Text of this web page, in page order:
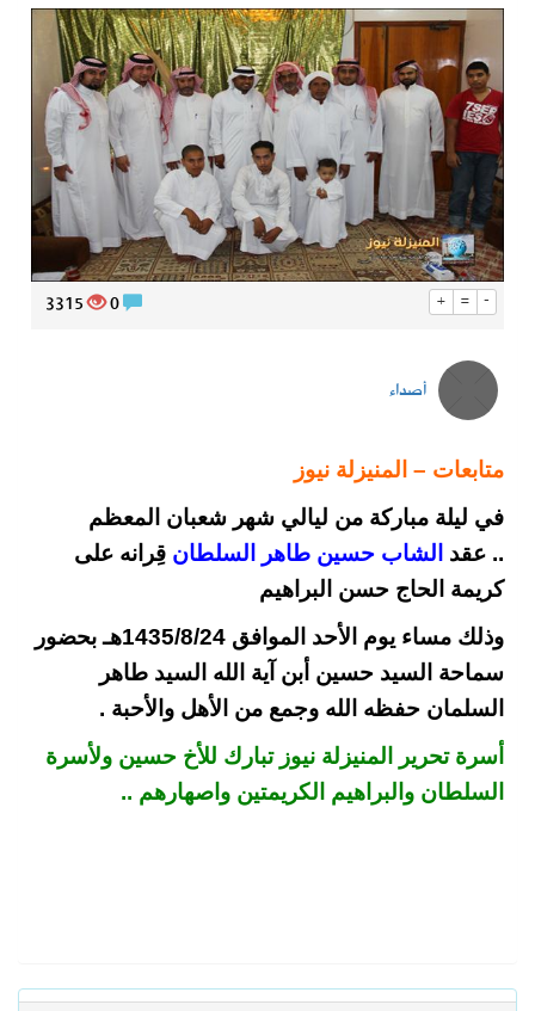
+ = -
3315
أصداء
متابعات – المنيزلة نيوز
في ليلة مباركة من ليالي شهر شعبان المعظم
.. عقد الشاب حسين طاهر السلطان قِرانه على
كريمة الحاج حسن البراهيم
وذلك مساء يوم الأحد الموافق 1435/8/24هـ بحضور
سماحة السيد حسين أبن آية الله السيد طاهر
السلمان حفظه الله وجمع من الأهل والأحبة .
أسرة تحرير المنيزلة نيوز تبارك للأخ حسين ولأسرة
السلطان والبراهيم الكريمتين واصهارهم ..